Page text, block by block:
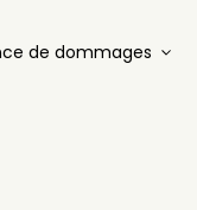
de dommages